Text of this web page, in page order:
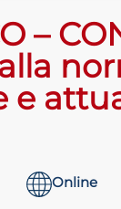
–
e
Online